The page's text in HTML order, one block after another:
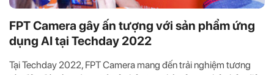
FPT Camera gây ấn tượng với sản phẩm ứng
dụng AI tại Techday 2022
Tại Techday 2022, FPT Camera mang đến trải nghiệm tương